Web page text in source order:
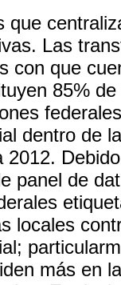
que
Las
con que
85%
dentro de
2012.
panel de
locales
más en